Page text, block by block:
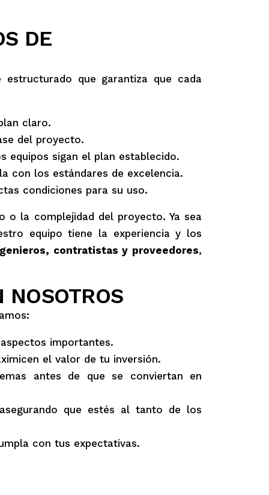
DE
que garantiza que cada
claro.
del proyecto.
equipos sigan el plan establecido.
con los estándares de excelencia.
condiciones para su uso.
o la complejidad del proyecto. Ya sea
equipo tiene la experiencia y los
contratistas y proveedores,
NOSOTROS
importantes.
el valor de tu inversión.
antes de que se conviertan en
que estés al tanto de los
con tus expectativas.